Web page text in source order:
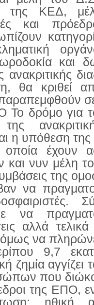
της ΚΕΔ,
και
και
θα κριθεί
Το δρόμο για
η υπόθεση
έχουν
και νυν μέλη
της
να
να
αλλά
να
9,7
ζημία
που
της ΕΠΟ,
ηθική